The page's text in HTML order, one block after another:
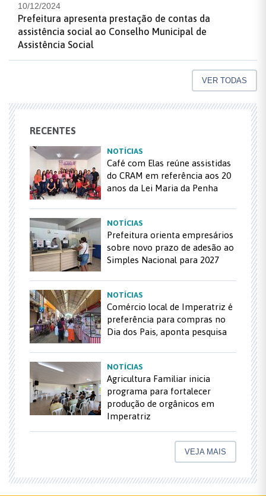
10/12/2024
Prefeitura apresenta prestação de contas da
assistência social ao Conselho Municipal de
Assistência Social
VER TODAS
RECENTES
NOTÍCIAS
Café com Elas reúne assistidas
do CRAM em referência aos 20
anos da Lei Maria da Penha
NOTÍCIAS
Prefeitura orienta empresários
sobre novo prazo de adesão ao
Simples Nacional para 2027
NOTÍCIAS
Comércio local de Imperatriz é
preferência para compras no
Dia dos Pais, aponta pesquisa
NOTÍCIAS
Agricultura Familiar inicia
programa para fortalecer
produção de orgânicos em
Imperatriz
VEJA MAIS